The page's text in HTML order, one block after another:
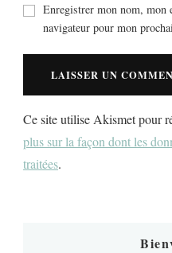
Enregistrer mon nom, mon
navigateur pour mon
Ce site utilise Akismet pour
plus sur la façon dont les
traitées.